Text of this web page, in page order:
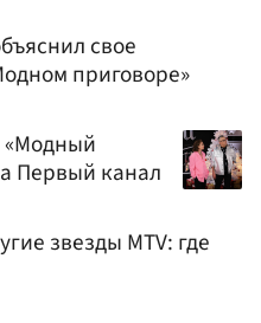
свое
приговоре»
«Модный
Первый канал
звезды MTV: где